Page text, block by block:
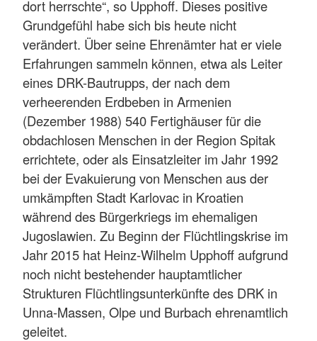
dort herrschte“, so Upphoff. Dieses positive
Grundgefühl habe sich bis heute nicht
verändert. Über seine Ehrenämter hat er viele
Erfahrungen sammeln können, etwa als Leiter
eines DRK-Bautrupps, der nach dem
verheerenden Erdbeben in Armenien
(Dezember 1988) 540 Fertighäuser für die
obdachlosen Menschen in der Region Spitak
errichtete, oder als Einsatzleiter im Jahr 1992
bei der Evakuierung von Menschen aus der
umkämpften Stadt Karlovac in Kroatien
während des Bürgerkriegs im ehemaligen
Jugoslawien. Zu Beginn der Flüchtlingskrise im
Jahr 2015 hat Heinz-Wilhelm Upphoff aufgrund
noch nicht bestehender hauptamtlicher
Strukturen Flüchtlingsunterkünfte des DRK in
Unna-Massen, Olpe und Burbach ehrenamtlich
geleitet.